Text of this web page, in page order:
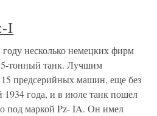
I
несколько немецких фирм
5-тонный танк. Лучшим
предсерийных машин, еще без
года, и в июле танк пошел
под маркой Pz- IA. Он имел